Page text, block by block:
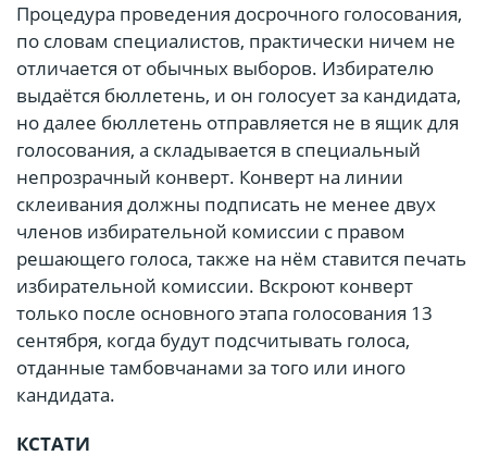
Процедура проведения досрочного голосования,
по словам специалистов, практически ничем не
отличается от обычных выборов. Избирателю
выдаётся бюллетень, и он голосует за кандидата,
но далее бюллетень отправляется не в ящик для
голосования, а складывается в специальный
непрозрачный конверт. Конверт на линии
склеивания должны подписать не менее двух
членов избирательной комиссии с правом
решающего голоса, также на нём ставится печать
избирательной комиссии. Вскроют конверт
только после основного этапа голосования 13
сентября, когда будут подсчитывать голоса,
отданные тамбовчанами за того или иного
кандидата.
КСТАТИ